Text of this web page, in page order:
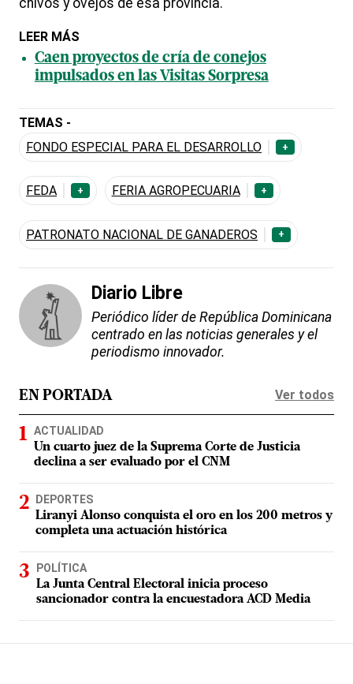
chivos y ovejos de esa provincia.
LEER MÁS
Caen proyectos de cría de conejos
impulsados en las Visitas Sorpresa
TEMAS -
FONDO ESPECIAL PARA EL DESARROLLO
+
FEDA + FERIA AGROPECUARIA +
PATRONATO NACIONAL DE GANADEROS +
Diario Libre
Periódico líder de República Dominicana
centrado en las noticias generales y el
periodismo innovador.
EN PORTADA Ver todos
ACTUALIDAD
Un cuarto juez de la Suprema Corte de Justicia
declina a ser evaluado por el CNM
DEPORTES
Liranyi Alonso conquista el oro en los 200 metros y
completa una actuación histórica
POLÍTICA
La Junta Central Electoral inicia proceso
sancionador contra la encuestadora ACD Media